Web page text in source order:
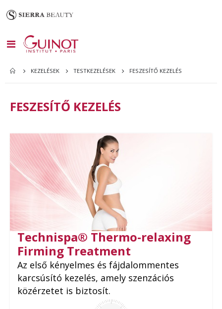
Toggle
Nav
KEZELÉSEK TESTKEZELÉSEK FESZESÍTŐ KEZELÉS
FESZESÍTŐ KEZELÉS
Technispa® Thermo-relaxing
Firming Treatment
Az első kényelmes és fájdalommentes
karcsúsító kezelés, amely szenzációs
közérzetet is biztosít.